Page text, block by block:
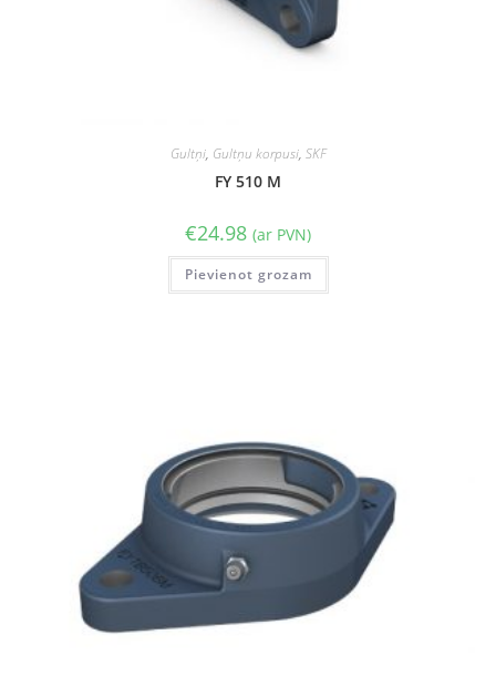
Gultņi, Gultņu korpusi, SKF
FY 510 M
€24.98 (ar PVN)
Pievienot grozam